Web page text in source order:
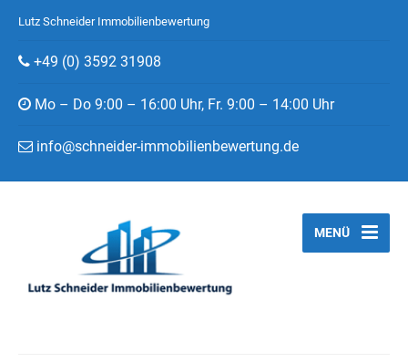
Lutz Schneider Immobilienbewertung
+49 (0) 3592 31908
Mo – Do 9:00 – 16:00 Uhr, Fr. 9:00 – 14:00 Uhr
info@schneider-immobilienbewertung.de
MENÜ